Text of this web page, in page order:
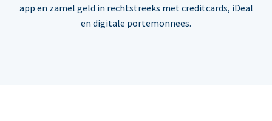
app en zamel geld in rechtstreeks met creditcards, iDeal
en digitale portemonnees.